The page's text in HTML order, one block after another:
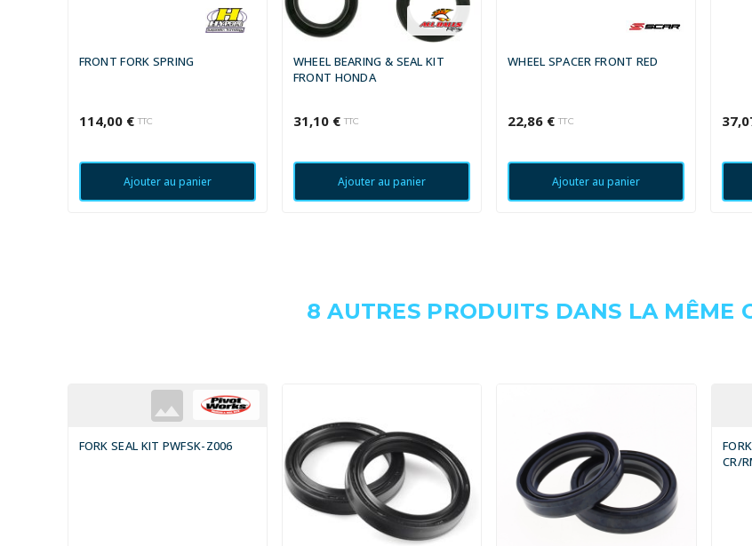
FRONT FORK SPRING
114,00 € TTC
Ajouter au panier
WHEEL BEARING & SEAL KIT
FRONT HONDA
31,10 € TTC
Ajouter au panier
WHEEL SPACER FRONT RED
22,86 € TTC
Ajouter au panier
8 AUTRES PRODUITS DANS LA MÊME
FORK SEAL KIT PWFSK-Z006
CR/